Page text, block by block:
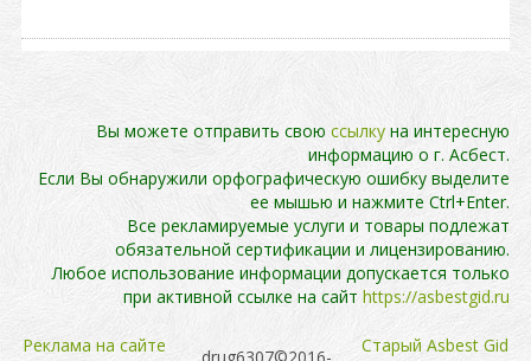
Вы можете отправить свою ссылку на интересную
информацию о г. Асбест.
Если Вы обнаружили орфографическую ошибку выделите
ее мышью и нажмите Ctrl+Enter.
Все рекламируемые услуги и товары подлежат
обязательной сертификации и лицензированию.
Любое использование информации допускается только
при активной ссылке на сайт https://asbestgid.ru
Реклама на сайте
Cтарый Asbest Gid